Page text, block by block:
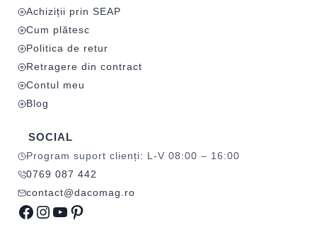
Achiziții prin SEAP
Cum plătesc
Politica de retur
Retragere din contract
Contul meu
Blog
SOCIAL
Program suport clienți: L-V 08:00 – 16:00
0769 087 442
contact@dacomag.ro
Facebook
Instagram
YouTube
Pinterest